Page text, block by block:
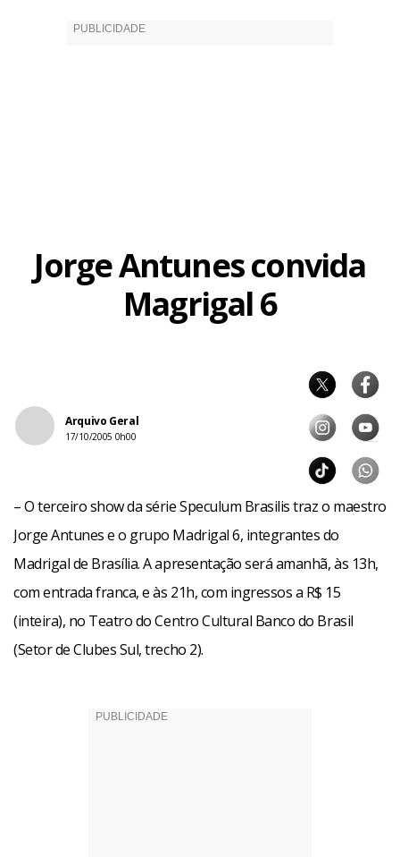
Jorge Antunes convida
Magrigal 6
Arquivo Geral
17/10/2005 0h00
– O terceiro show da série Speculum Brasilis traz o maestro
Jorge Antunes e o grupo Madrigal 6, integrantes do
Madrigal de Brasília. A apresentação será amanhã, às 13h,
com entrada franca, e às 21h, com ingressos a R$ 15
(inteira), no Teatro do Centro Cultural Banco do Brasil
(Setor de Clubes Sul, trecho 2).